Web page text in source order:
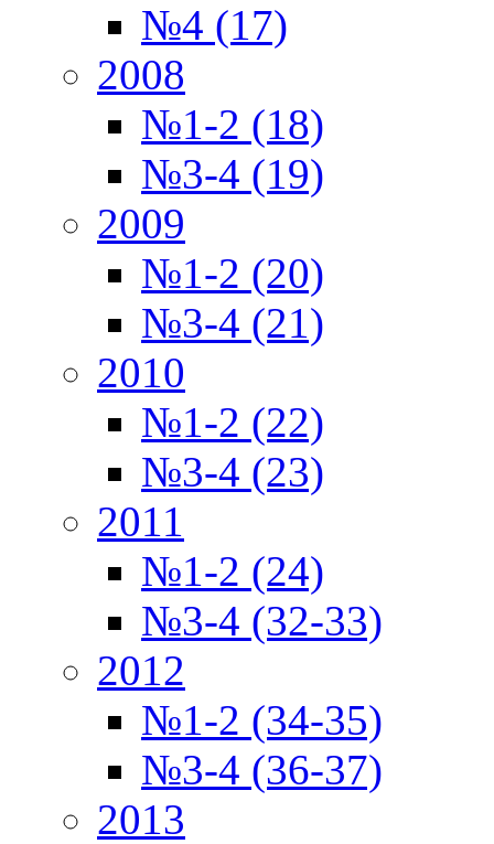
№4 (17)
2008
№1-2 (18)
№3-4 (19)
2009
№1-2 (20)
№3-4 (21)
2010
№1-2 (22)
№3-4 (23)
2011
№1-2 (24)
№3-4 (32-33)
2012
№1-2 (34-35)
№3-4 (36-37)
2013